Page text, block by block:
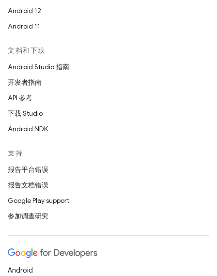
Android 12
Android 11
文档和下载
Android Studio 指南
开发者指南
API 参考
下载 Studio
Android NDK
支持
报告平台错误
报告文档错误
Google Play support
参加调查研究
Android